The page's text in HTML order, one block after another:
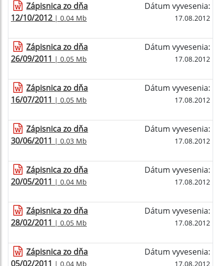
Zápisnica zo dňa
12/10/2012 | 0.04 Mb
Dátum vyvesenia:
17.08.2012
Zápisnica zo dňa
26/09/2011 | 0.05 Mb
Dátum vyvesenia:
17.08.2012
Zápisnica zo dňa
16/07/2011 | 0.05 Mb
Dátum vyvesenia:
17.08.2012
Zápisnica zo dňa
30/06/2011 | 0.03 Mb
Dátum vyvesenia:
17.08.2012
Zápisnica zo dňa
20/05/2011 | 0.04 Mb
Dátum vyvesenia:
17.08.2012
Zápisnica zo dňa
28/02/2011 | 0.05 Mb
Dátum vyvesenia:
17.08.2012
Zápisnica zo dňa
05/02/2011 | 0.04 Mb
Dátum vyvesenia:
17.08.2012